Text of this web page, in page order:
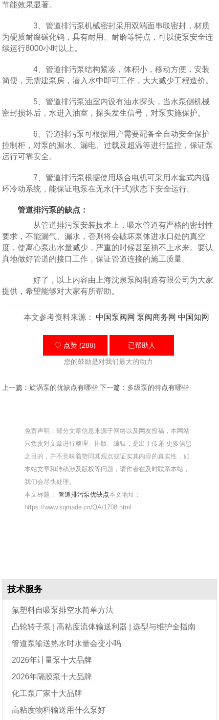
节能效果显著。
3、管道排污泵机械密封采用双端面串联密封，材质
为硬质耐腐碳化钨，具有耐用、耐磨等特点，可以使泵安全连
续运行8000小时以上。
4、管道排污泵结构紧凑，体积小，移动方便，安装
简便，无需建泵房，潜入水中即可工作，大大减少工程造价。
5、管道排污泵油室内设有油水探头，当水泵侧机械
密封损坏后，水进入油室，探头发生信号，对泵实施保护。
6、管道排污泵可根据用户需要配备全自动安全保护
控制柜，对泵的漏水、漏电、过载及超温等进行监控，保证泵
运行可靠安全。
7、管道排污泵根据使用场合电机可采用水套式内循
环冷动系统，能保证电泵在无水(干式)状态下安全运行。
管道排污泵的缺点：
从管道排污泵安装技术上，吸水管道有严格的密封性
要求，不能漏气、漏水，否则将会破坏泵体进水口处的真空
度，使离心泵出水量减少，严重的时候甚至抽不上水来。要认
真地做好管道的接口工作，保证管道连接的施工质量。
好了，以上内容由上海沈泉泵阀制造有限公司为大家
提供，希望能够对大家有所帮助。
本文参考资料来源： 中国泵阀网 泵阀商务网 中国知网
♡ 点赞 (288) 已帮助 人
您的鼓励是对我们最大的动力
上一篇：旋涡泵的优缺点有哪些 下一篇： 多级泵的特点有哪些
免责声明：部分文章信息来源于网络以及网友投稿，本网站
只负责对文章进行整理、排版、编辑，是出于传递 更多信息
之目的，并不意味着赞同其观点或证实其内容的真实性，如
本站文章和转稿涉及版权等问题，请作者在及时联系本站，
我们会尽快处理。
本文标题：管道排污泵优缺点本文地址：
https://www.sqmade.cn/QA/1708.html
技术服务
氟塑料自吸泵排空水简单方法
凸轮转子泵 | 高粘度流体输送利器 | 选型与维护全指南
管道泵输送热水时水量会变小吗
2026年计量泵十大品牌
2026年隔膜泵十大品牌
化工泵厂家十大品牌
高粘度物料输送用什么泵好